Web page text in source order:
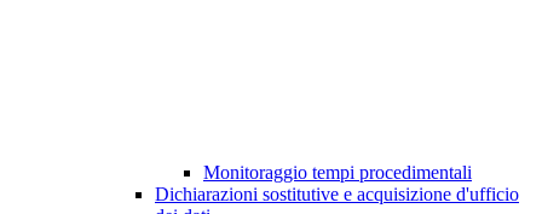
Monitoraggio tempi procedimentali
Dichiarazioni sostitutive e acquisizione d'ufficio